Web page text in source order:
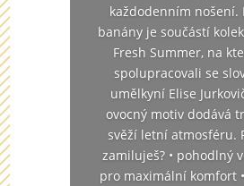
každodenním nošení.
banány je součástí
Fresh Summer, na
spolupracovali se
umělkyní Elise
ovocný motiv dodává
svěží letní atmosféru.
zamiluješ? • pohodlný
pro maximální komfort